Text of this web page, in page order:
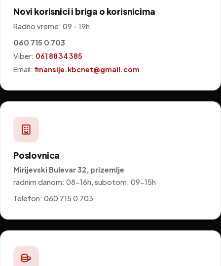
Novi korisnici i briga o korisnicima
Radno vreme: 09 - 19h
060 715 0 703
Viber: 061 88 34 385
Email: finansije.kbcnet@gmail.com
Poslovnica
Mirijevski Bulevar 32, prizemlje
radnim danom: 08-16h, subotom: 09-15h
Telefon: 060 715 0 703